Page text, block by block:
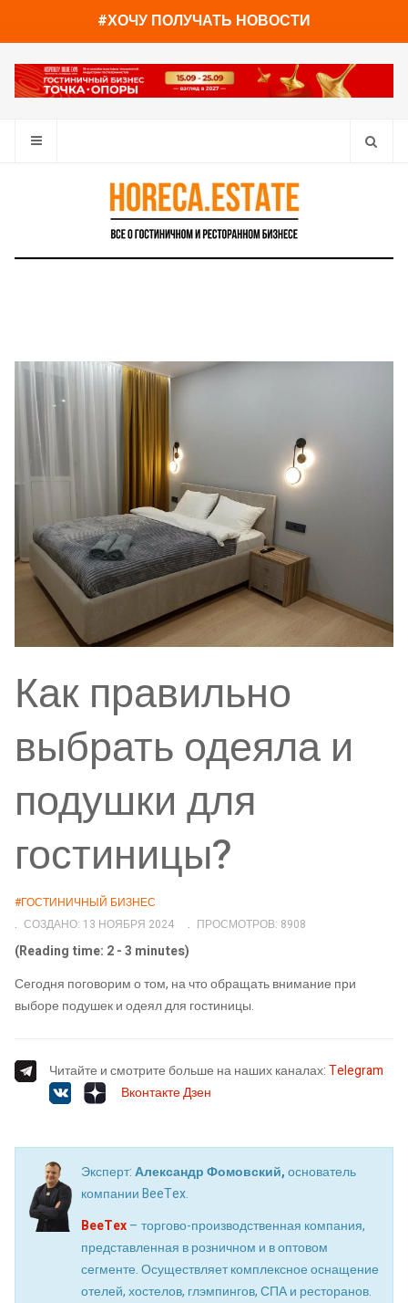
#ХОЧУ ПОЛУЧАТЬ НОВОСТИ
Как правильно
выбрать одеяла и
подушки для
гостиницы?
#ГОСТИНИЧНЫЙ БИЗНЕС
СОЗДАНО: 13 НОЯБРЯ 2024
ПРОСМОТРОВ: 8908
(Reading time: 2 - 3 minutes)
Сегодня поговорим о том, на что обращать внимание при
выборе подушек и одеял для гостиницы.
Читайте и смотрите больше на наших каналах:Telegram
ВконтактеДзен
Эксперт:Александр Фомовский,основатель
компании BeeTex.
BeeTex – торгово-производственная компания,
представленная в розничном и в оптовом
сегменте. Осуществляет комплексное оснащение
отелей, хостелов, глэмпингов, СПА и ресторанов.